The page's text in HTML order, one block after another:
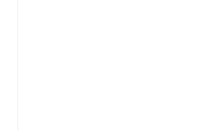
場:
性があ
として安
・草刈り
木屋をお
い！